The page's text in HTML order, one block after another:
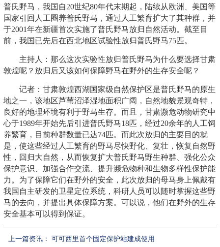
普氏野马，我国自20世纪80年代末期起，陆续从欧洲、美国等
国家引回人工圈养普氏野马，通过人工繁育扩大了其种群，并
于2001年在新疆首次实施了普氏野马放归自然活动。截至目
前，我国已先后在西北地区试验性放归普氏野马75匹。
主持人：那么这次实验性放归普氏野马为什么要选择甘肃
敦煌呢？放归后又该如何保障野马在野外的生存安全呢？
记者：甘肃敦煌西湖国家级自然保护区是普氏野马的原生
地之一，该地区芦苇沼泽湿地面积广阔，自然地貌景观奇特，
良好的地理环境有利于野马生存。而且，甘肃濒危动物研究中
心于1989年开始先后引进普氏野马18匹，经过20余年的人工饲
养繁育，目前种群数量已达74匹。而此次放归的主要目的就
是，使这些经过人工繁育的野马尽快野化、复壮，恢复自然野
性，回归大自然，从而恢复扩大普氏野马野生种群、强化公众
保护意识、加强合作交流、提升濒危物种和生物多样性保护能
力。为了保障它们在野外的安全，此次放归的母马身上佩戴有
我国自主研发的卫星定位系统，科研人员可以随时掌握这些野
马的去向，并提出具体保障方案。可以说，他们在野外的生存
安全基本可以得到保证。
上一篇资讯： 可可西里首个固定保护站建成使用